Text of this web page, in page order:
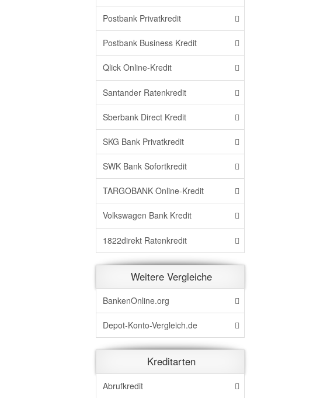
Postbank Privatkredit
Postbank Business Kredit
Qlick Online-Kredit
Santander Ratenkredit
Sberbank Direct Kredit
SKG Bank Privatkredit
SWK Bank Sofortkredit
TARGOBANK Online-Kredit
Volkswagen Bank Kredit
1822direkt Ratenkredit
Weitere Vergleiche
BankenOnline.org
Depot-Konto-Vergleich.de
Kreditarten
Abrufkredit